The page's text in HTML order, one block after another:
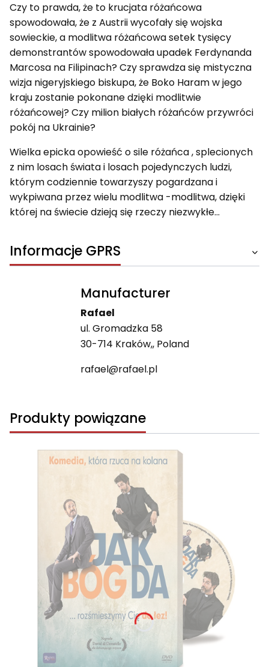
Czy to prawda, że to krucjata różańcowa
spowodowała, że z Austrii wycofały się wojska
sowieckie, a modlitwa różańcowa setek tysięcy
demonstrantów spowodowała upadek Ferdynanda
Marcosa na Filipinach? Czy sprawdza się mistyczna
wizja nigeryjskiego biskupa, że Boko Haram w jego
kraju zostanie pokonane dzięki modlitwie
różańcowej? Czy milion białych różańców przywróci
pokój na Ukrainie?
Wielka epicka opowieść o sile różańca , splecionych
z nim losach świata i losach pojedynczych ludzi,
którym codziennie towarzyszy pogardzana i
wykpiwana przez wielu modlitwa -modlitwa, dzięki
której na świecie dzieją się rzeczy niezwykłe…
Informacje GPRS
Manufacturer
Rafael
ul. Gromadzka 58
30-714 Kraków,, Poland
rafael@rafael.pl
Produkty powiązane